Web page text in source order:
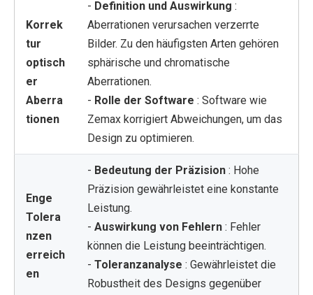
Korrek
tur
optisch
er
Aberra
tionen
- Definition und Auswirkung :
Aberrationen verursachen verzerrte
Bilder. Zu den häufigsten Arten gehören
sphärische und chromatische
Aberrationen.
- Rolle der Software : Software wie
Zemax korrigiert Abweichungen, um das
Design zu optimieren.
Enge
Tolera
nzen
erreich
en
- Bedeutung der Präzision : Hohe
Präzision gewährleistet eine konstante
Leistung.
- Auswirkung von Fehlern : Fehler
können die Leistung beeinträchtigen.
- Toleranzanalyse : Gewährleistet die
Robustheit des Designs gegenüber